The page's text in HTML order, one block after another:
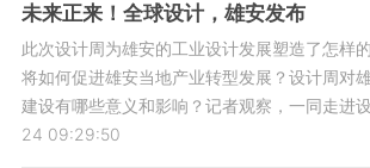
未来正来！全球设计，雄安发布
此次设计周为雄安的工业设计发展塑造了怎样
将如何促进雄安当地产业转型发展？设计周对
建设有哪些意义和影响？记者观察，一同走进设
24 09:29:50